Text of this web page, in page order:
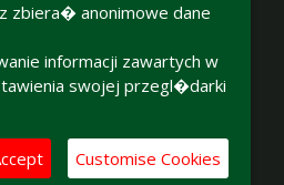
anonimowe dane
informacji zawartych w
swojej przegl�darki
Customise Cookies